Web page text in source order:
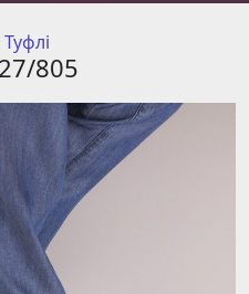
Туфлі
805